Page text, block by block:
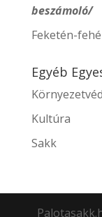
beszámoló/
Feketén-
Egyéb
Kultúra
Sakk